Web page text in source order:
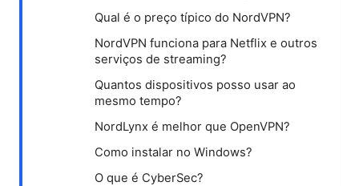
Qual é o preço típico do NordVPN?
NordVPN funciona para Netflix e outros
serviços de streaming?
Quantos dispositivos posso usar ao
mesmo tempo?
NordLynx é melhor que OpenVPN?
Como instalar no Windows?
O que é CyberSec?